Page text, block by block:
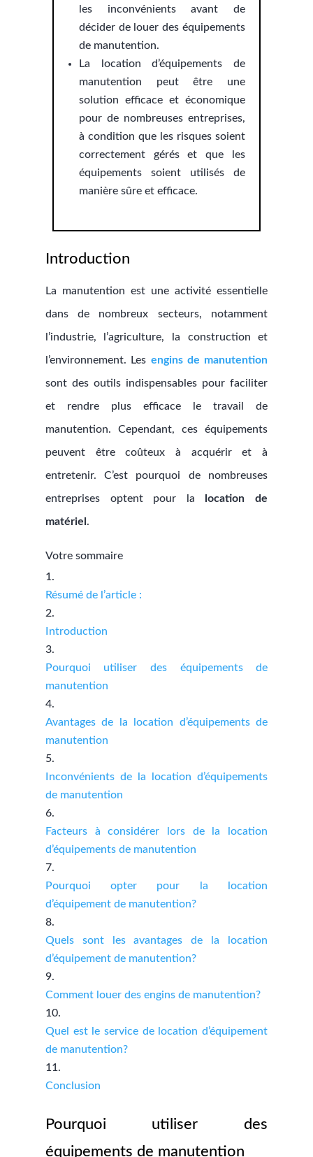
les inconvénients avant de
décider de louer des équipements
de manutention.
La location d’équipements de
manutention peut être une
solution efficace et économique
pour de nombreuses entreprises,
à condition que les risques soient
correctement gérés et que les
équipements soient utilisés de
manière sûre et efficace.
Introduction
La manutention est une activité essentielle
dans de nombreux secteurs, notamment
l’industrie, l’agriculture, la construction et
l’environnement. Les engins de manutention
sont des outils indispensables pour faciliter
et rendre plus efficace le travail de
manutention. Cependant, ces équipements
peuvent être coûteux à acquérir et à
entretenir. C’est pourquoi de nombreuses
entreprises optent pour la location de
matériel .
Votre sommaire
Résumé de l’article :
Introduction
Pourquoi utiliser des équipements de
manutention
Avantages de la location d’équipements de
manutention
Inconvénients de la location d’équipements
de manutention
Facteurs à considérer lors de la location
d’équipements de manutention
Pourquoi opter pour la location
d’équipement de manutention?
Quels sont les avantages de la location
d’équipement de manutention?
Comment louer des engins de manutention?
Quel est le service de location d’équipement
de manutention?
Conclusion
Pourquoi utiliser des
équipements de manutention